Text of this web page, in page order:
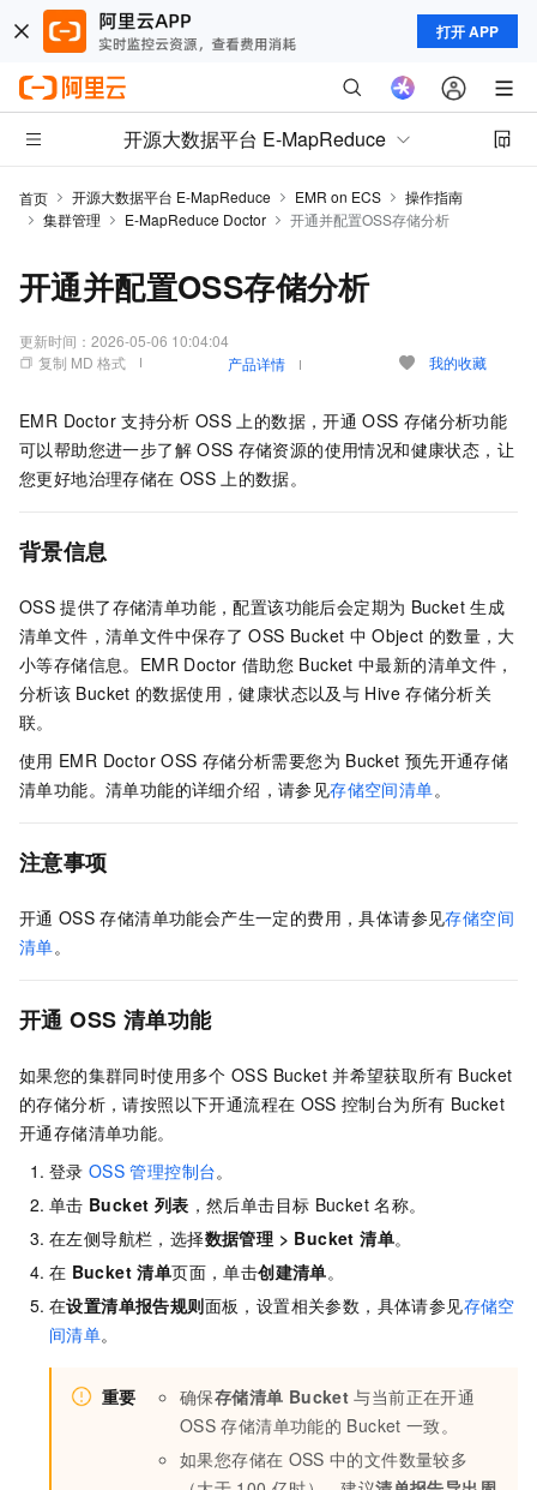
打开 APP
开源大数据平台 E-MapReduce
首页 开源大数据平台 E-MapReduce EMR on ECS
操作指南
集群管理
E-MapReduce Doctor 开通并配置OSS存储分析
开通并配置OSS存储分析
更新时间： 2026-05-06 10:04:04
复制 MD 格式
产品详情 我的收藏
EMR Doctor 支持分析 OSS 上的数据，开通 OSS 存储分析功能
可以帮助您进一步了解 OSS 存储资源的使用情况和健康状态，让
您更好地治理存储在 OSS 上的数据。
背景信息
OSS 提供了存储清单功能，配置该功能后会定期为 Bucket 生成
清单文件，清单文件中保存了 OSS Bucket 中 Object 的数量，大
小等存储信息。EMR Doctor 借助您 Bucket 中最新的清单文件，
分析该 Bucket 的数据使用，健康状态以及与 Hive 存储分析关
联。
使用 EMR Doctor OSS 存储分析需要您为 Bucket 预先开通存储
清单功能。清单功能的详细介绍，请参见存储空间清单。
注意事项
开通 OSS 存储清单功能会产生一定的费用，具体请参见存储空间
清单。
开通 OSS 清单功能
如果您的集群同时使用多个 OSS Bucket 并希望获取所有 Bucket
的存储分析，请按照以下开通流程在 OSS 控制台为所有 Bucket
开通存储清单功能。
登录 OSS 管理控制台。
单击 Bucket 列表 ，然后单击目标 Bucket 名称。
在左侧导航栏，选择数据管理 > Bucket 清单。
在 Bucket 清单页面，单击创建清单。
在设置清单报告规则面板，设置相关参数，具体请参见存储空
间清单。
重要 确保存储清单 Bucket 与当前正在开通
OSS 存储清单功能的 Bucket 一致。
如果您存储在 OSS 中的文件数量较多